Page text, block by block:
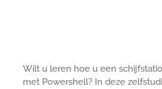
Wilt u leren hoe u een
met Powershell? In deze